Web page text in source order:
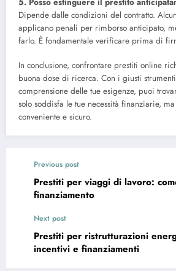
Dipende dalle condizioni del contratto.
applicano penali per rimborso anticipato,
farlo. È fondamentale verificare prima di
In conclusione, confrontare prestiti online
buona dose di ricerca. Con i giusti
comprensione delle tue esigenze, puoi
solo soddisfa le tue necessità finanziarie,
conveniente e sicuro.
Previous post
Prestiti per viaggi di lavoro:
finanziamento
Next post
Prestiti per ristrutturazioni
incentivi e finanziamenti